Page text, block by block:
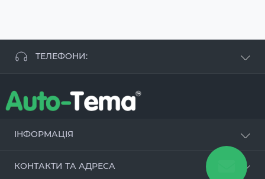
ТЕЛЕФОНИ:
+38 096 250 84 38
+38 099 657 61 50
ІНФОРМАЦІЯ
КОНТАКТИ ТА АДРЕСА